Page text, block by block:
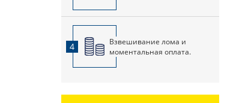
4
Взвешивание лома и
моментальная оплата.